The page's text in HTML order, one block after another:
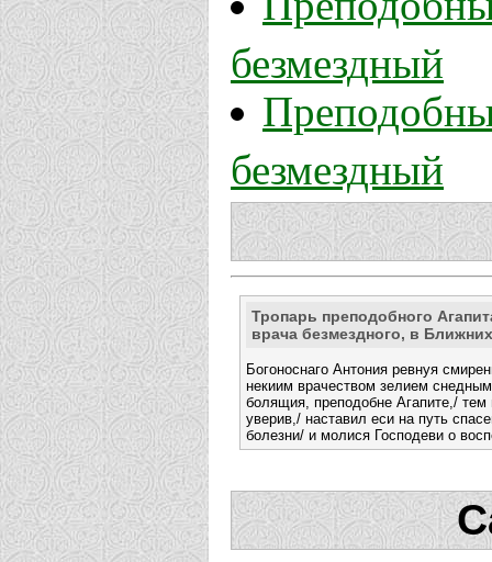
безмездный
безмездный
Тропарь преподобного
врача безмездного, в
Богоноснаго Антония ревнуя
некиим врачеством зелием
болящия, преподобне Агапите,/ тем
уверив,/ наставил еси на путь
болезни/ и молися Господеви о